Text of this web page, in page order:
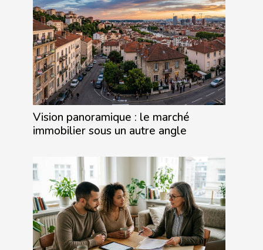
Vision panoramique : le marché
immobilier sous un autre angle